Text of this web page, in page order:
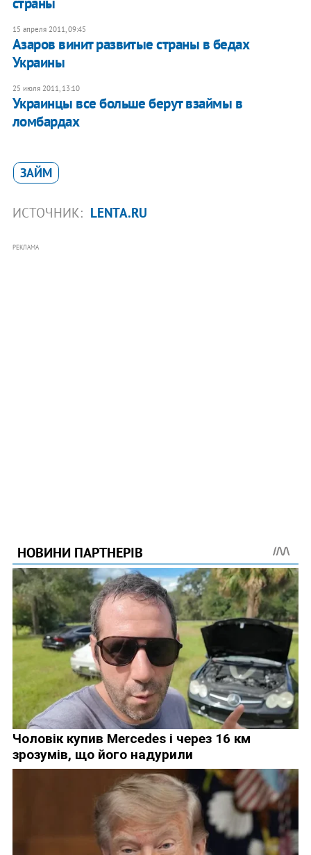
15 апреля 2011, 09:45
Азаров винит развитые страны в бедах
Украины
25 июля 2011, 13:10
Украинцы все больше берут взаймы в
ломбардах
ЗАЙМ
ИСТОЧНИК: LENTA.RU
РЕКЛАМА